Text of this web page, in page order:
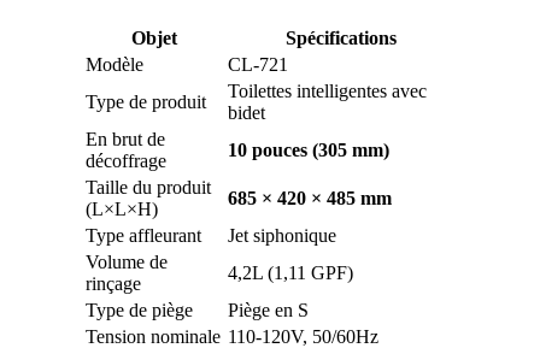
Objet
Spécifications
Modèle
CL-721
Type de produit
Toilettes intelligentes avec
bidet
En brut de
décoffrage
10 pouces (305 mm)
Taille du produit
(L×L×H)
685 × 420 × 485 mm
Type affleurant
Jet siphonique
Volume de
rinçage
4,2L (1,11 GPF)
Type de piège
Piège en S
Tension nominale 110-120V, 50/60Hz